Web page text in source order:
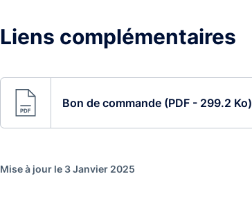
Liens complémentaires
Bon de commande (PDF - 299.2 Ko)
Mise à jour le 3 Janvier 2025